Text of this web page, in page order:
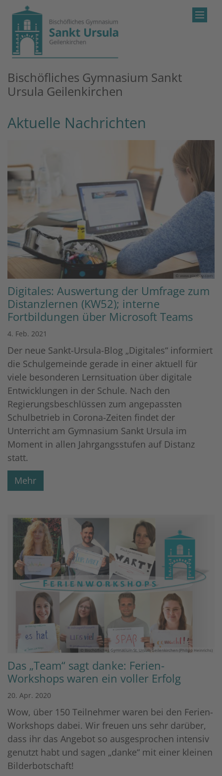
Zum Inhalt springen
Bischöfliches Gymnasium Sankt
Ursula Geilenkirchen
Aktuelle Nachrichten
© www.pixabay.com
Digitales: Auswertung der Umfrage zum
Distanzlernen (KW52); interne
Fortbildungen über Microsoft Teams
4. Feb. 2021
Der neue Sankt-Ursula-Blog „Digitales“ informiert
die Schulgemeinde gerade in einer aktuell für
viele besonderen Lernsituation über digitale
Entwicklungen in der Schule. Nach den
Regierungsbeschlüssen zum angepassten
Schulbetrieb in Corona-Zeiten findet der
Unterricht am Gymnasium Sankt Ursula im
Moment in allen Jahrgangsstufen auf Distanz
statt.
Mehr
© Bischöfliches Gymnasium St. Ursula Geilenkirchen (Philipp Heinrichs)
Das „Team“ sagt danke: Ferien-
Workshops waren ein voller Erfolg
20. Apr. 2020
Wow, über 150 Teilnehmer waren bei den Ferien-
Workshops dabei. Wir freuen uns sehr darüber,
dass ihr das Angebot so ausgesprochen intensiv
genutzt habt und sagen „danke“ mit einer kleinen
Bilderbotschaft!